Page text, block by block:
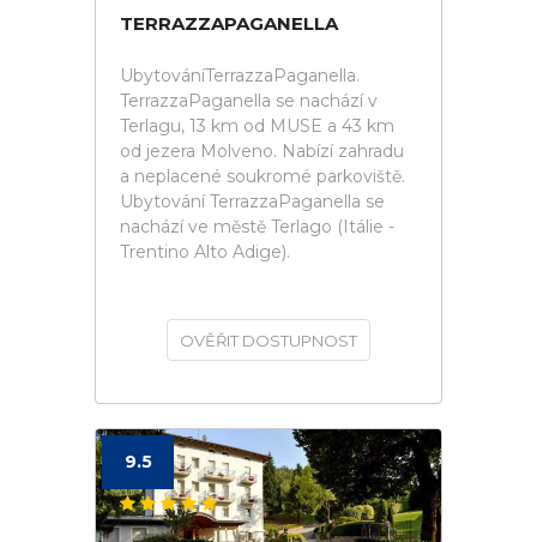
TERRAZZAPAGANELLA
UbytováníTerrazzaPaganella.
TerrazzaPaganella se nachází v
Terlagu, 13 km od MUSE a 43 km
od jezera Molveno. Nabízí zahradu
a neplacené soukromé parkoviště.
Ubytování TerrazzaPaganella se
nachází ve městě Terlago (Itálie -
Trentino Alto Adige).
OVĚŘIT DOSTUPNOST
9.5